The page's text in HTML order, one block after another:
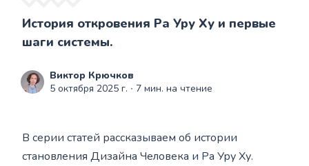
История откровения Ра Уру Ху и первые
шаги системы.
Виктор Крючков
5 октября 2025 г. ∙ 7 мин. на чтение
В серии статей рассказываем об истории
становления Дизайна Человека и Ра Уру Ху.